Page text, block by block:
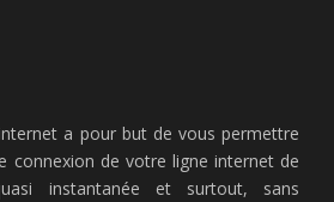
a pour but de vous permettre
connexion de votre ligne internet de
instantanée et surtout, sans